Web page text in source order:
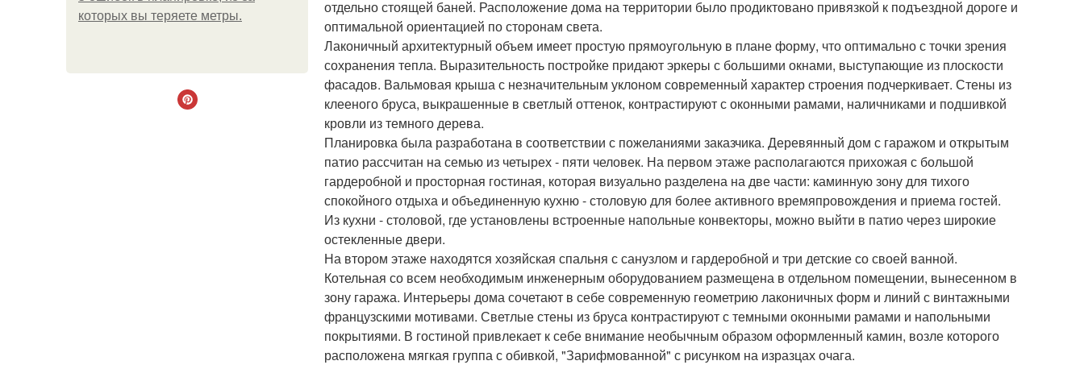
которых вы теряете метры.
отдельно стоящей баней. Расположение дома на территории было продиктовано привязкой к подъездной дороге и
оптимальной ориентацией по сторонам света.
Лаконичный архитектурный объем имеет простую прямоугольную в плане форму, что оптимально с точки зрения
сохранения тепла. Выразительность постройке придают эркеры с большими окнами, выступающие из плоскости
фасадов. Вальмовая крыша с незначительным уклоном современный характер строения подчеркивает. Стены из
клееного бруса, выкрашенные в светлый оттенок, контрастируют с оконными рамами, наличниками и подшивкой
кровли из темного дерева.
Планировка была разработана в соответствии с пожеланиями заказчика. Деревянный дом с гаражом и открытым
патио рассчитан на семью из четырех - пяти человек. На первом этаже располагаются прихожая с большой
гардеробной и просторная гостиная, которая визуально разделена на две части: каминную зону для тихого
спокойного отдыха и объединенную кухню - столовую для более активного времяпровождения и приема гостей.
Из кухни - столовой, где установлены встроенные напольные конвекторы, можно выйти в патио через широкие
остекленные двери.
На втором этаже находятся хозяйская спальня с санузлом и гардеробной и три детские со своей ванной.
Котельная со всем необходимым инженерным оборудованием размещена в отдельном помещении, вынесенном в
зону гаража. Интерьеры дома сочетают в себе современную геометрию лаконичных форм и линий с винтажными
французскими мотивами. Светлые стены из бруса контрастируют с темными оконными рамами и напольными
покрытиями. В гостиной привлекает к себе внимание необычным образом оформленный камин, возле которого
расположена мягкая группа с обивкой, "Зарифмованной" с рисунком на изразцах очага.